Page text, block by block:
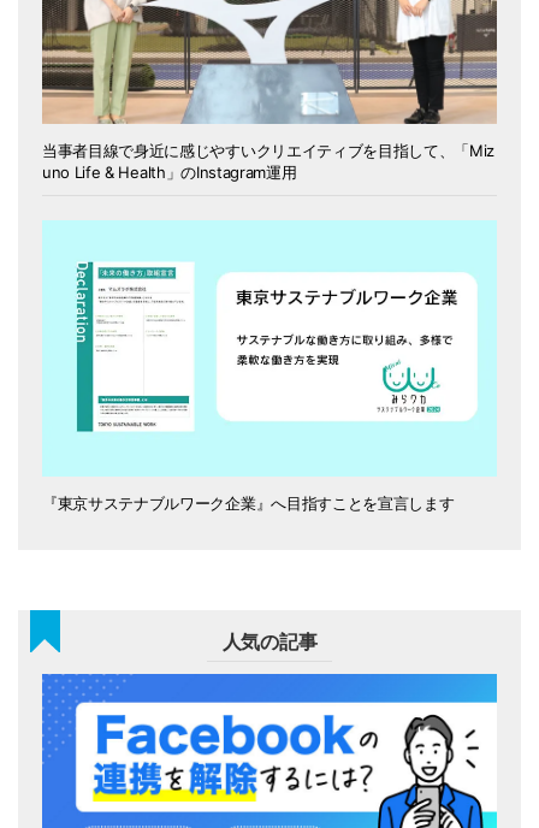
当事者目線で身近に感じやすいクリエイティブを目指して、「Miz
uno Life & Health」のInstagram運用
『東京サステナブルワーク企業』へ目指すことを宣言します
人気の記事